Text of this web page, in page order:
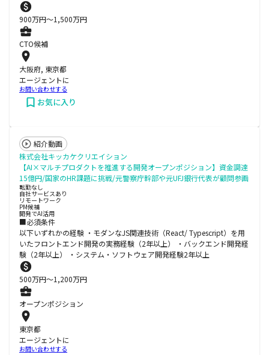
900万円〜1,500万円
CTO候補
大阪府, 東京都
エージェントに
お問い合わせする
お気に入り
紹介動画
株式会社キッカケクリエイション
【AI×マルチプロダクトを推進する開発オープンポジション】資金調達
15億円/国家のHR課題に挑戦/元警察庁幹部や元UFJ銀行代表が顧問参画
転勤なし
自社サービスあり
リモートワーク
PM候補
開発でAI活用
■必須条件
以下いずれかの経験 ・モダンなJS関連技術（React/ Typescript）を用
いたフロントエンド開発の実務経験（2年以上） ・バックエンド開発経
験（2年以上） ・システム・ソフトウェア開発経験2年以上
500万円〜1,200万円
オープンポジション
東京都
エージェントに
お問い合わせする